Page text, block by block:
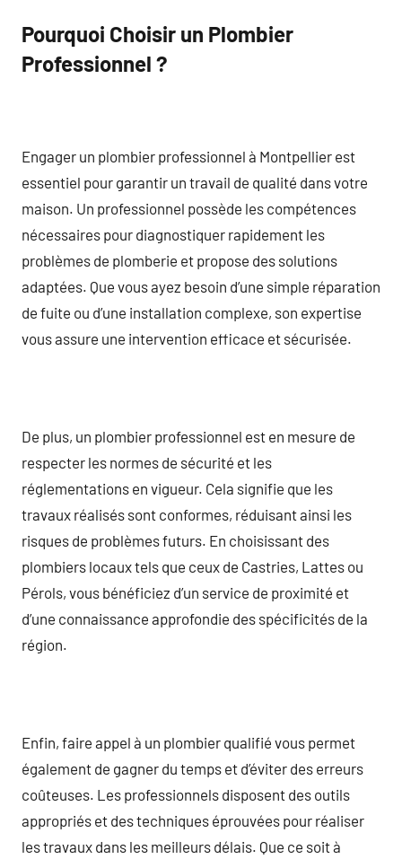
Pourquoi Choisir un Plombier
Professionnel ?
Engager un plombier professionnel à Montpellier est
essentiel pour garantir un travail de qualité dans votre
maison. Un professionnel possède les compétences
nécessaires pour diagnostiquer rapidement les
problèmes de plomberie et propose des solutions
adaptées. Que vous ayez besoin d’une simple réparation
de fuite ou d’une installation complexe, son expertise
vous assure une intervention efficace et sécurisée.
De plus, un plombier professionnel est en mesure de
respecter les normes de sécurité et les
réglementations en vigueur. Cela signifie que les
travaux réalisés sont conformes, réduisant ainsi les
risques de problèmes futurs. En choisissant des
plombiers locaux tels que ceux de Castries, Lattes ou
Pérols, vous bénéficiez d’un service de proximité et
d’une connaissance approfondie des spécificités de la
région.
Enfin, faire appel à un plombier qualifié vous permet
également de gagner du temps et d’éviter des erreurs
coûteuses. Les professionnels disposent des outils
appropriés et des techniques éprouvées pour réaliser
les travaux dans les meilleurs délais. Que ce soit à